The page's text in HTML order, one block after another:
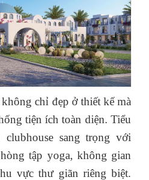
chỉ đẹp ở thiết kế mà
tiện ích toàn diện. Tiểu
sang trọng với
tập yoga, không gian
vực thư giãn riêng biệt.